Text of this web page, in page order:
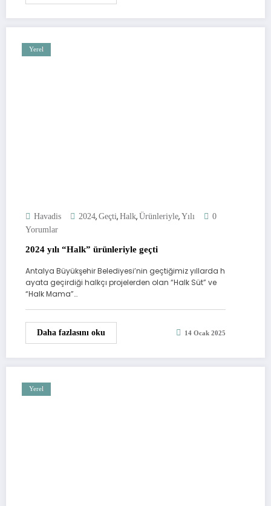
Yerel
Havadis 2024, Geçti, Halk, Ürünleriyle, Yılı
0
Yorumlar
2024 yılı “Halk” ürünleriyle geçti
Antalya Büyükşehir Belediyesi’nin geçtiğimiz yıllarda h
ayata geçirdiği halkçı projelerden olan “Halk Süt” ve
“Halk Mama”…
Daha fazlasını oku 14 Ocak 2025
Yerel